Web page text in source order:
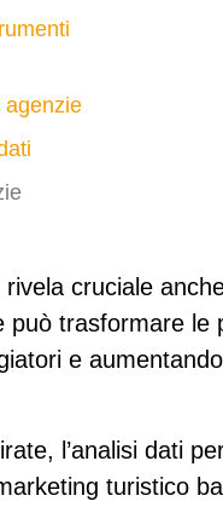
agenzie
rivela cruciale
può trasformare le
e
l’analisi dati
turistico